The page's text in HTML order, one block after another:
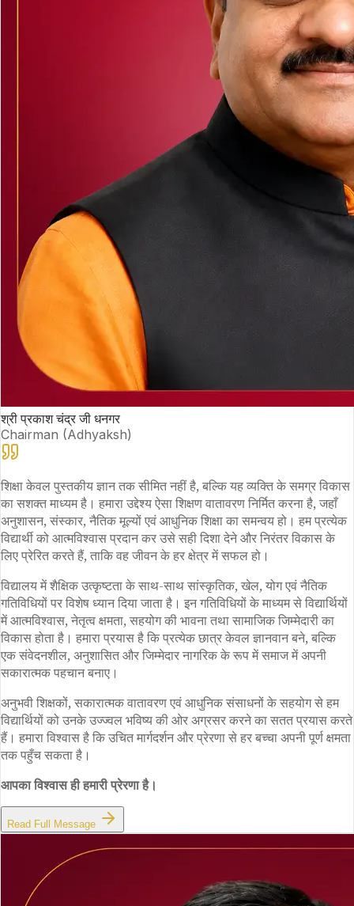
श्री प्रकाश चंद्र जी धनगर
Chairman (Adhyaksh)
शिक्षा केवल पुस्तकीय ज्ञान तक सीमित नहीं है, बल्कि यह व्यक्ति के समग्र विकास
का सशक्त माध्यम है। हमारा उद्देश्य ऐसा शिक्षण वातावरण निर्मित करना है, जहाँ
अनुशासन, संस्कार, नैतिक मूल्यों एवं आधुनिक शिक्षा का समन्वय हो। हम प्रत्येक
विद्यार्थी को आत्मविश्वास प्रदान कर उसे सही दिशा देने और निरंतर विकास के
लिए प्रेरित करते हैं, ताकि वह जीवन के हर क्षेत्र में सफल हो।
विद्यालय में शैक्षिक उत्कृष्टता के साथ-साथ सांस्कृतिक, खेल, योग एवं नैतिक
गतिविधियों पर विशेष ध्यान दिया जाता है। इन गतिविधियों के माध्यम से विद्यार्थियों
में आत्मविश्वास, नेतृत्व क्षमता, सहयोग की भावना तथा सामाजिक जिम्मेदारी का
विकास होता है। हमारा प्रयास है कि प्रत्येक छात्र केवल ज्ञानवान बने, बल्कि
एक संवेदनशील, अनुशासित और जिम्मेदार नागरिक के रूप में समाज में अपनी
सकारात्मक पहचान बनाए।
अनुभवी शिक्षकों, सकारात्मक वातावरण एवं आधुनिक संसाधनों के सहयोग से हम
विद्यार्थियों को उनके उज्ज्वल भविष्य की ओर अग्रसर करने का सतत प्रयास करते
हैं। हमारा विश्वास है कि उचित मार्गदर्शन और प्रेरणा से हर बच्चा अपनी पूर्ण क्षमता
तक पहुँच सकता है।
आपका विश्वास ही हमारी प्रेरणा है।
Read Full Message